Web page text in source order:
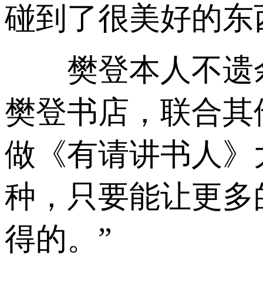
碰到了很美好的
樊登本人不遗
樊登书店，联合
做《有请讲书人
种，只要能让更
得的。”